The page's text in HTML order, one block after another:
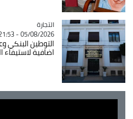
Catégorie
التجارة
05/08/2026 - 21:53
التوطين البنكي
اضافية لاستيفاء